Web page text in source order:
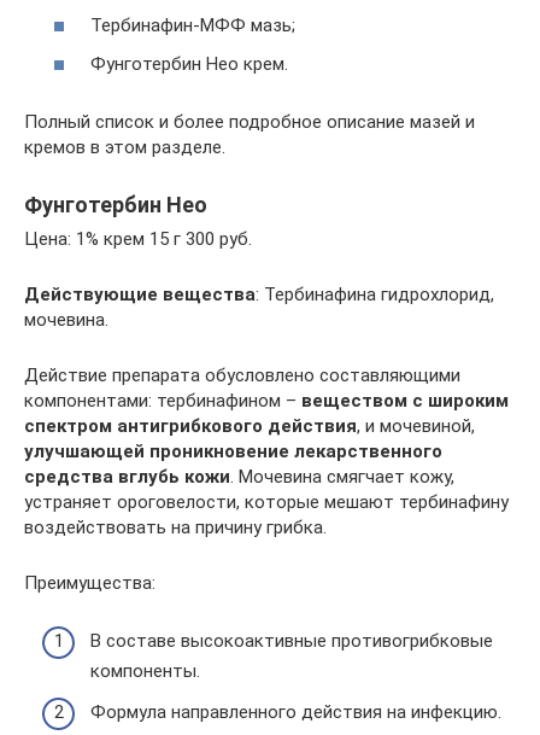
Тербинафин-МФФ мазь;
Фунготербин Нео крем.
Полный список и более подробное описание мазей и
кремов в этом разделе.
Фунготербин Нео
Цена: 1% крем 15 г 300 руб.
Действующие вещества: Тербинафина гидрохлорид,
мочевина.
Действие препарата обусловлено составляющими
компонентами: тербинафином – веществом с широким
спектром антигрибкового действия, и мочевиной,
улучшающей проникновение лекарственного
средства вглубь кожи . Мочевина смягчает кожу,
устраняет ороговелости, которые мешают тербинафину
воздействовать на причину грибка.
Преимущества:
В составе высокоактивные противогрибковые
компоненты.
Формула направленного действия на инфекцию.